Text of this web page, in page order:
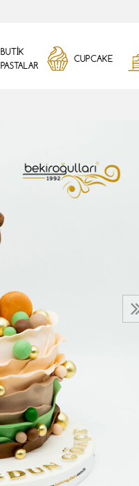
BUTİK
PASTALAR
CUPCAKE